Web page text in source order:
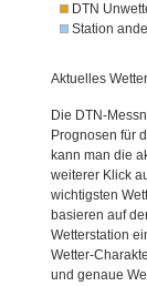
DTN
Station
Aktuelles
Die DTN-
Prognosen für
kann man die
weiterer Klick
wichtigsten
basieren auf
Wetterstation
Wetter-
und genaue